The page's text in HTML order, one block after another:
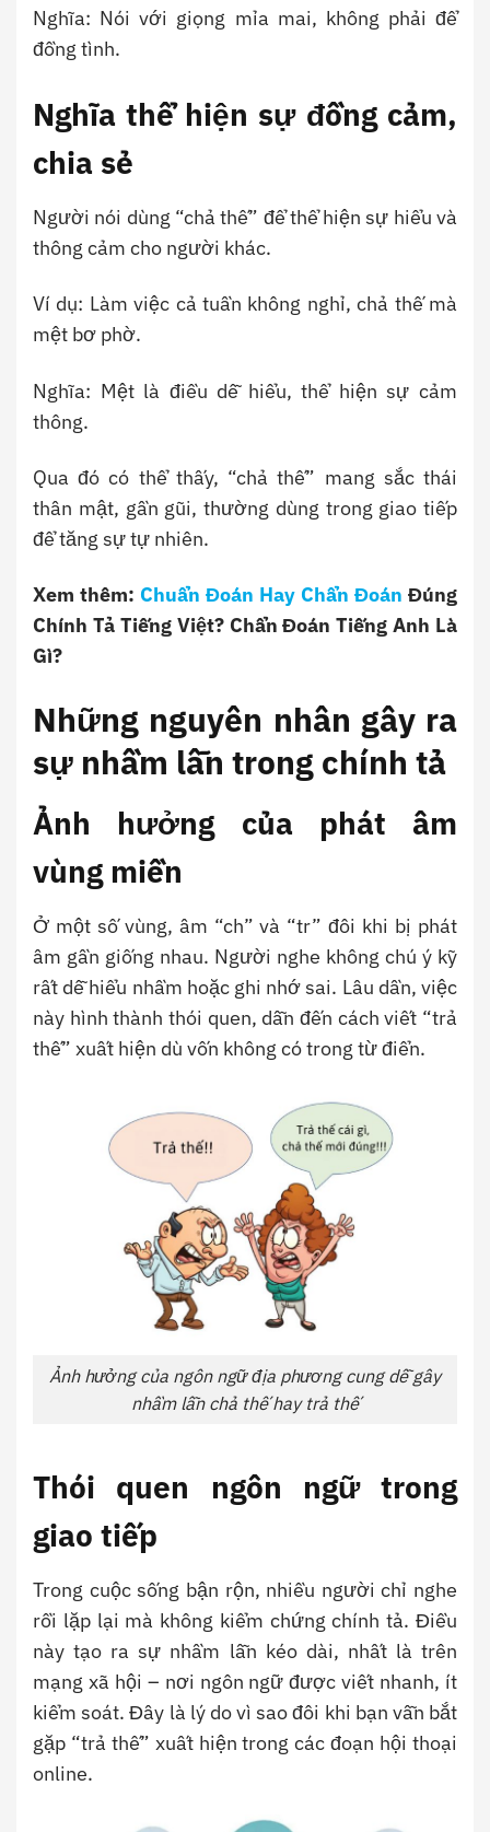
Nghĩa: Nói với giọng mỉa mai, không phải để
đồng tình.
Nghĩa thể hiện sự đồng cảm,
chia sẻ
Người nói dùng “chả thế” để thể hiện sự hiểu và
thông cảm cho người khác.
Ví dụ: Làm việc cả tuần không nghỉ, chả thế mà
mệt bơ phờ.
Nghĩa: Mệt là điều dễ hiểu, thể hiện sự cảm
thông.
Qua đó có thể thấy, “chả thế” mang sắc thái
thân mật, gần gũi, thường dùng trong giao tiếp
để tăng sự tự nhiên.
Xem thêm: Chuẩn Đoán Hay Chẩn Đoán Đúng
Chính Tả Tiếng Việt? Chẩn Đoán Tiếng Anh Là
Gì?
Những nguyên nhân gây ra
sự nhầm lẫn trong chính tả
Ảnh hưởng của phát âm
vùng miền
Ở một số vùng, âm “ch” và “tr” đôi khi bị phát
âm gần giống nhau. Người nghe không chú ý kỹ
rất dễ hiểu nhầm hoặc ghi nhớ sai. Lâu dần, việc
này hình thành thói quen, dẫn đến cách viết “trả
thế” xuất hiện dù vốn không có trong từ điển.
Ảnh hưởng của ngôn ngữ địa phương cung dễ gây
nhầm lẫn chả thế hay trả thế
Thói quen ngôn ngữ trong
giao tiếp
Trong cuộc sống bận rộn, nhiều người chỉ nghe
rồi lặp lại mà không kiểm chứng chính tả. Điều
này tạo ra sự nhầm lẫn kéo dài, nhất là trên
mạng xã hội – nơi ngôn ngữ được viết nhanh, ít
kiểm soát. Đây là lý do vì sao đôi khi bạn vẫn bắt
gặp “trả thế” xuất hiện trong các đoạn hội thoại
online.